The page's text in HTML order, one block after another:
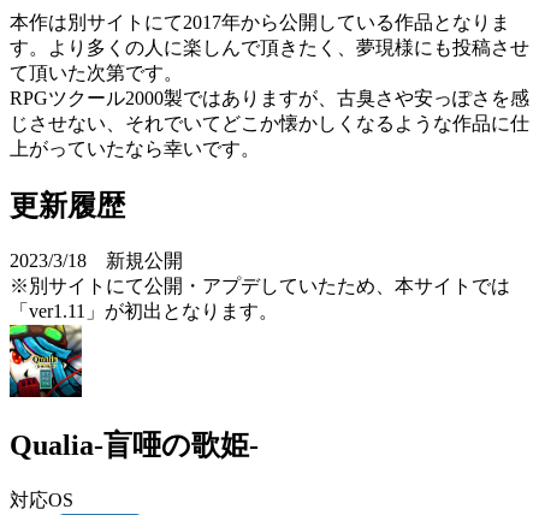
本作は別サイトにて2017年から公開している作品となりま
す。より多くの人に楽しんで頂きたく、夢現様にも投稿させ
て頂いた次第です。
RPGツクール2000製ではありますが、古臭さや安っぽさを感
じさせない、それでいてどこか懐かしくなるような作品に仕
上がっていたなら幸いです。
更新履歴
2023/3/18 新規公開
※別サイトにて公開・アプデしていたため、本サイトでは
「ver1.11」が初出となります。
Qualia-盲唖の歌姫-
対応OS